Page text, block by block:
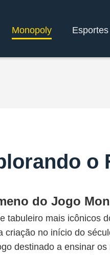
Monopoly
o
do Jogo
tabuleiro mais icônicos
criação no início do
destinado a ensinar os